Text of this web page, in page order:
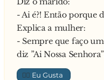
- Ai é?! Então porque
Explica a mulher:
- Sempre que faço
diz ”Ai Nossa
👍🏼